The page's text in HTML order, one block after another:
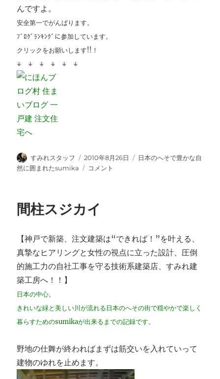
んですよ。
安全第一でがんばります。
ﾌﾞﾛｸﾞﾗﾝｷﾝｸﾞに参加しています。
クリックをお願いします!!！
↓ ↓ ↓ ↓ ↓ ↓
投
稿
すみれスタッフ
投
稿
2010年8月26日
カ
日本のへそで豊かな自
然に囲まれたsumika
外
用
に
コメント
間柱スジカイ
【神戸で新築、注文建築は“できれば！”を叶える、
真摯なヒアリングと女性の視点に立った設計、圧倒
的施工力の自社工事を守る技術系建築店、すみれ建
築工房へ！！】
日本の中心。
きれいな緑と美しい川が流れる日本のへその街で穏やかで楽しく
暮らすためのsumikaが出来るまでの記録です。
野地の仕舞が終わればまずは筋交いを入れていって
建物のゆれを止めます。